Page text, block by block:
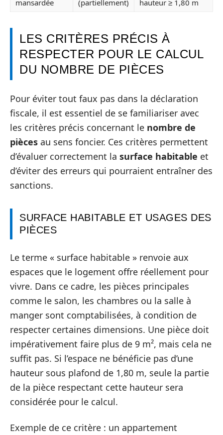
mansardée
(partiellement)
hauteur ≥ 1,80 m
LES CRITÈRES PRÉCIS À
RESPECTER POUR LE CALCUL
DU NOMBRE DE PIÈCES
Pour éviter tout faux pas dans la déclaration
fiscale, il est essentiel de se familiariser avec
les critères précis concernant le nombre de
pièces au sens foncier. Ces critères permettent
d’évaluer correctement la surface habitable et
d’éviter des erreurs qui pourraient entraîner des
sanctions.
SURFACE HABITABLE ET USAGES DES
PIÈCES
Le terme « surface habitable » renvoie aux
espaces que le logement offre réellement pour
vivre. Dans ce cadre, les pièces principales
comme le salon, les chambres ou la salle à
manger sont comptabilisées, à condition de
respecter certaines dimensions. Une pièce doit
impérativement faire plus de 9 m², mais cela ne
suffit pas. Si l’espace ne bénéficie pas d’une
hauteur sous plafond de 1,80 m, seule la partie
de la pièce respectant cette hauteur sera
considérée pour le calcul.
Exemple de ce critère : un appartement